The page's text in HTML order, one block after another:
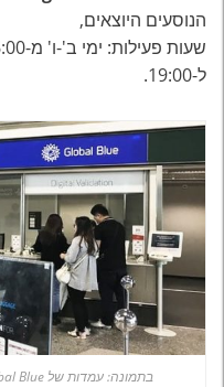
הנוסעים היוצאים,
ל-19:00.
בתמונה: עמדות של Global Blue בשדה תעופה מילאנו – מלפנסה